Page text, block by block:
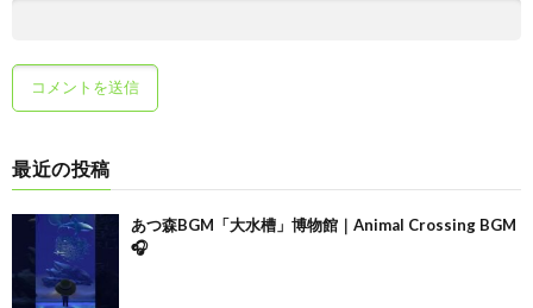
最近の投稿
あつ森BGM「大水槽」博物館｜Animal Crossing BGM
🎧